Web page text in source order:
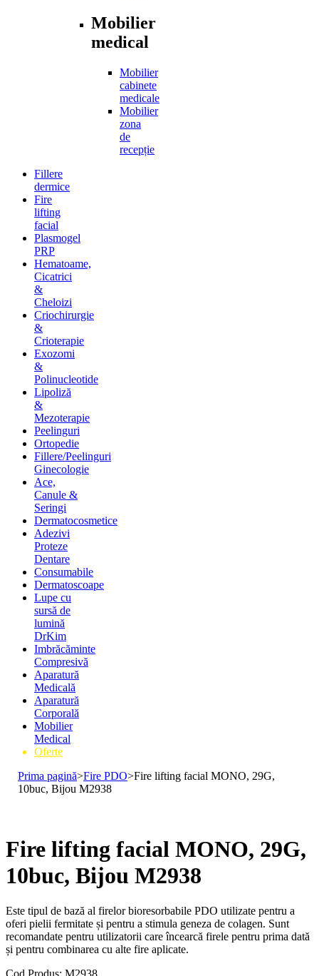
Mobilier
medical
Mobilier
cabinete
medicale
Mobilier
zona
de
recepție
Fillere
dermice
Fire
lifting
facial
Plasmogel
PRP
Hematoame,
Cicatrici
&
Cheloizi
Criochirurgie
&
Crioterapie
Exozomi
&
Polinucleotide
Lipoliză
&
Mezoterapie
Peelinguri
Ortopedie
Fillere/Peelinguri
Ginecologie
Ace,
Canule &
Seringi
Dermatocosmetice
Adezivi
Proteze
Dentare
Consumabile
Dermatoscoape
Lupe cu
sursă de
lumină
DrKim
Imbrăcăminte
Compresivă
Aparatură
Medicală
Aparatură
Corporală
Mobilier
Medical
Oferte
Prima pagină>Fire PDO>Fire lifting facial MONO, 29G,
10buc, Bijou M2938
Fire lifting facial MONO, 29G,
10buc, Bijou M2938
Este tipul de bază al firelor bioresorbabile PDO utilizate pentru a
oferi pielii fermitate și pentru a stimula geneza de colagen. Sunt
recomandate pentru utilizatorii care încearcă firele pentru prima dată
și pentru combinarea cu alte fire aplicate.
Cod Produs: M2938